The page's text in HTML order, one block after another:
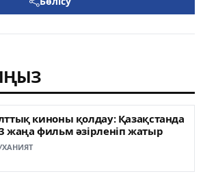
киноны қолдау: Қазақстанда
жаңа фильм әзірленіп жатыр